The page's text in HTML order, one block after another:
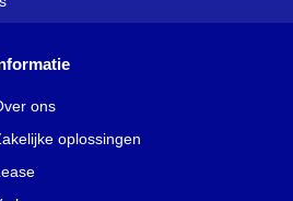
ons
oplossingen